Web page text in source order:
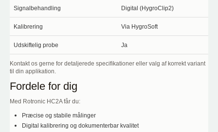
Signalbehandling Digital (HygroClip2)
Kalibrering Via HygroSoft
Udskiftelig probe Ja
Kontakt os gerne for detaljerede specifikationer eller valg af korrekt variant
til din applikation.
Fordele for dig
Med Rotronic HC2A får du:
Præcise og stabile målinger
Digital kalibrering og dokumenterbar kvalitet